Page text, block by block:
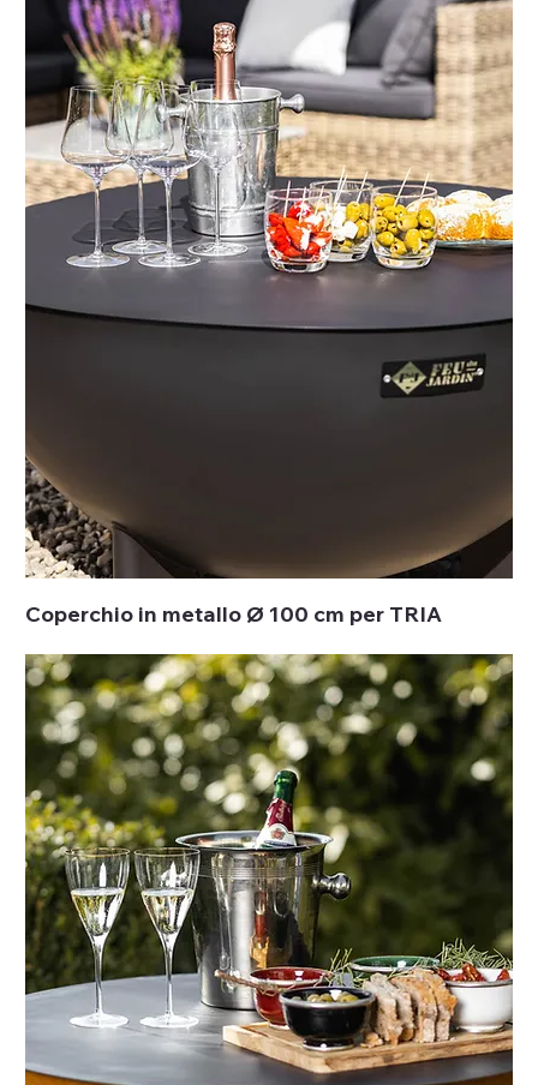
Coperchio in metallo Ø 100 cm per TRIA